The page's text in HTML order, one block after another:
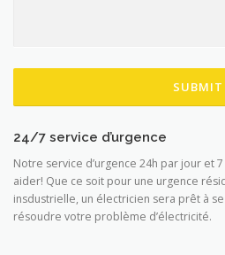
SUBMIT
24/7 service d’urgence
Notre service d’urgence 24h par jour et
aider! Que ce soit pour une urgence
insdustrielle, un électricien sera prêt à
résoudre votre problème d’électricité.